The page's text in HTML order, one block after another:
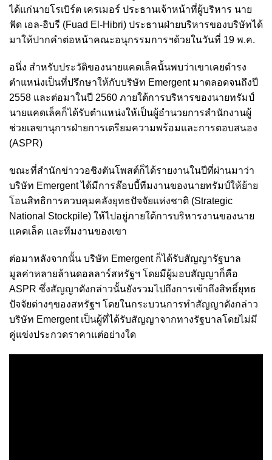
ได้แก่นายโรเบิร์ต เครเมอร์ ประธานเจ้าหน้าที่ผู้บริหาร นาย
ฟัด เอล-ฮิบรี (Fuad El-Hibri) ประธานฝ่ายบริหารของบริษัทได้
มาให้ปากคำต่อหน้าคณะอนุกรรมการฯด้วยในวันที่ 19 พ.ค.
อนึ่ง สำหรับประวัติของนายแคดเล็คนั้นพบว่าเขาเคยดำรง
ตำแหน่งเป็นที่ปรึกษาให้กับบริษัท Emergent มาตลอดจนถึงปี
2558 และต่อมาในปี 2560 ภายใต้การบริหารของนายทรัมป์
นายแคดเล็คก็ได้รับตำแหน่งให้เป็นผู้อำนวยการสํานักงานผู้
ช่วยเลขานุการฝ่ายการเตรียมความพร้อมและการตอบสนอง
(ASPR)
ขณะที่สำนักข่าววอชิงตันโพสต์ก็ได้รายงานในปีที่ผ่านมาว่า
บริษัท Emergent ได้มีการล๊อบบี้ทีมงานของนายทรัมป์ให้ย้าย
โอนสิทธิการควบคุมคลังยุทธปัจจัยแห่งชาติ (Strategic
National Stockpile) ให้ไปอยู่ภายใต้การบริหารงานของนาย
แคดเล็ค และทีมงานของเขา
ต่อมาหลังจากนั้น บริษัท Emergent ก็ได้รับสัญญารัฐบาล
มูลค่าหลายล้านดอลลาร์สหรัฐฯ โดยมีผู้มอบสัญญาก็คือ
ASPR ซึ่งสัญญาดังกล่าวนั้นยังรวมไปถึงการเข้าถึงสิทธิ์ยุทธ
ปัจจัยต่างๆของสหรัฐฯ โดยในกระบวนการทำสัญญาดังกล่าว
บริษัท Emergent เป็นผู้ที่ได้รับสัญญาจากทางรัฐบาลโดยไม่มี
คู่แข่งประกวดราคาแต่อย่างใด